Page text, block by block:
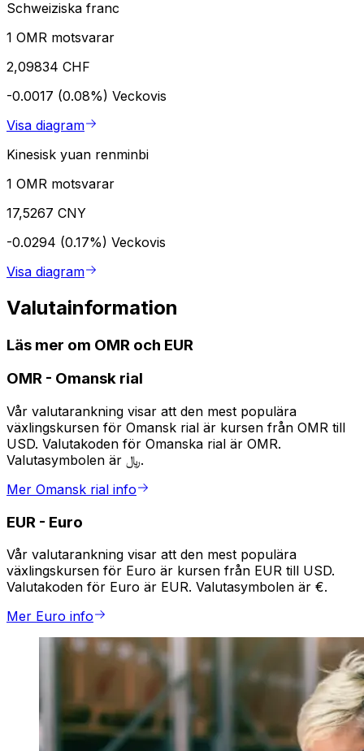
Schweiziska franc
1 OMR motsvarar
2,09834 CHF
-0.0017 (0.08%) Veckovis
Visa diagram
Kinesisk yuan renminbi
1 OMR motsvarar
17,5267 CNY
-0.0294 (0.17%) Veckovis
Visa diagram
Valutainformation
Läs mer om OMR och EUR
OMR - Omansk rial
Vår valutarankning visar att den mest populära
växlingskursen för Omansk rial är kursen från OMR till
USD. Valutakoden för Omanska rial är OMR.
Valutasymbolen är ﷼.
Mer Omansk rial info
EUR - Euro
Vår valutarankning visar att den mest populära
växlingskursen för Euro är kursen från EUR till USD.
Valutakoden för Euro är EUR. Valutasymbolen är €.
Mer Euro info